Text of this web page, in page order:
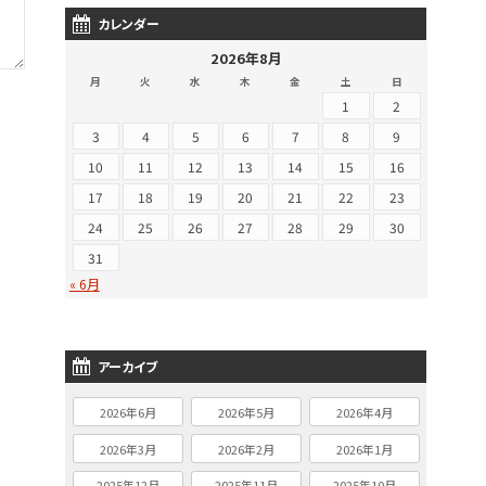
カレンダー
2026年8月
月 火 水 木 金 土 日
1
2
3
4 5 6 7 8
9
10
11 12 13 14 15
16
17
18 19 20 21 22
23
24
25 26 27 28 29
30
31
« 6月
アーカイブ
2026年6月 2026年5月 2026年4月
2026年3月 2026年2月 2026年1月